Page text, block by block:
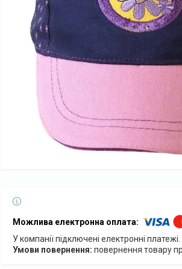
У компанії підключені електронні
повернення товару